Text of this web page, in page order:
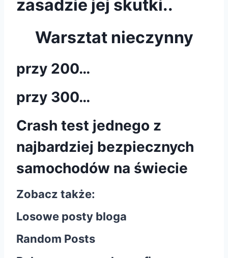
zasadzie jej skutki..
Warsztat nieczynny
przy 200…
przy 300…
Crash test jednego z
najbardziej bezpiecznych
samochodów na świecie
Zobacz także:
Losowe posty bloga
Random Posts